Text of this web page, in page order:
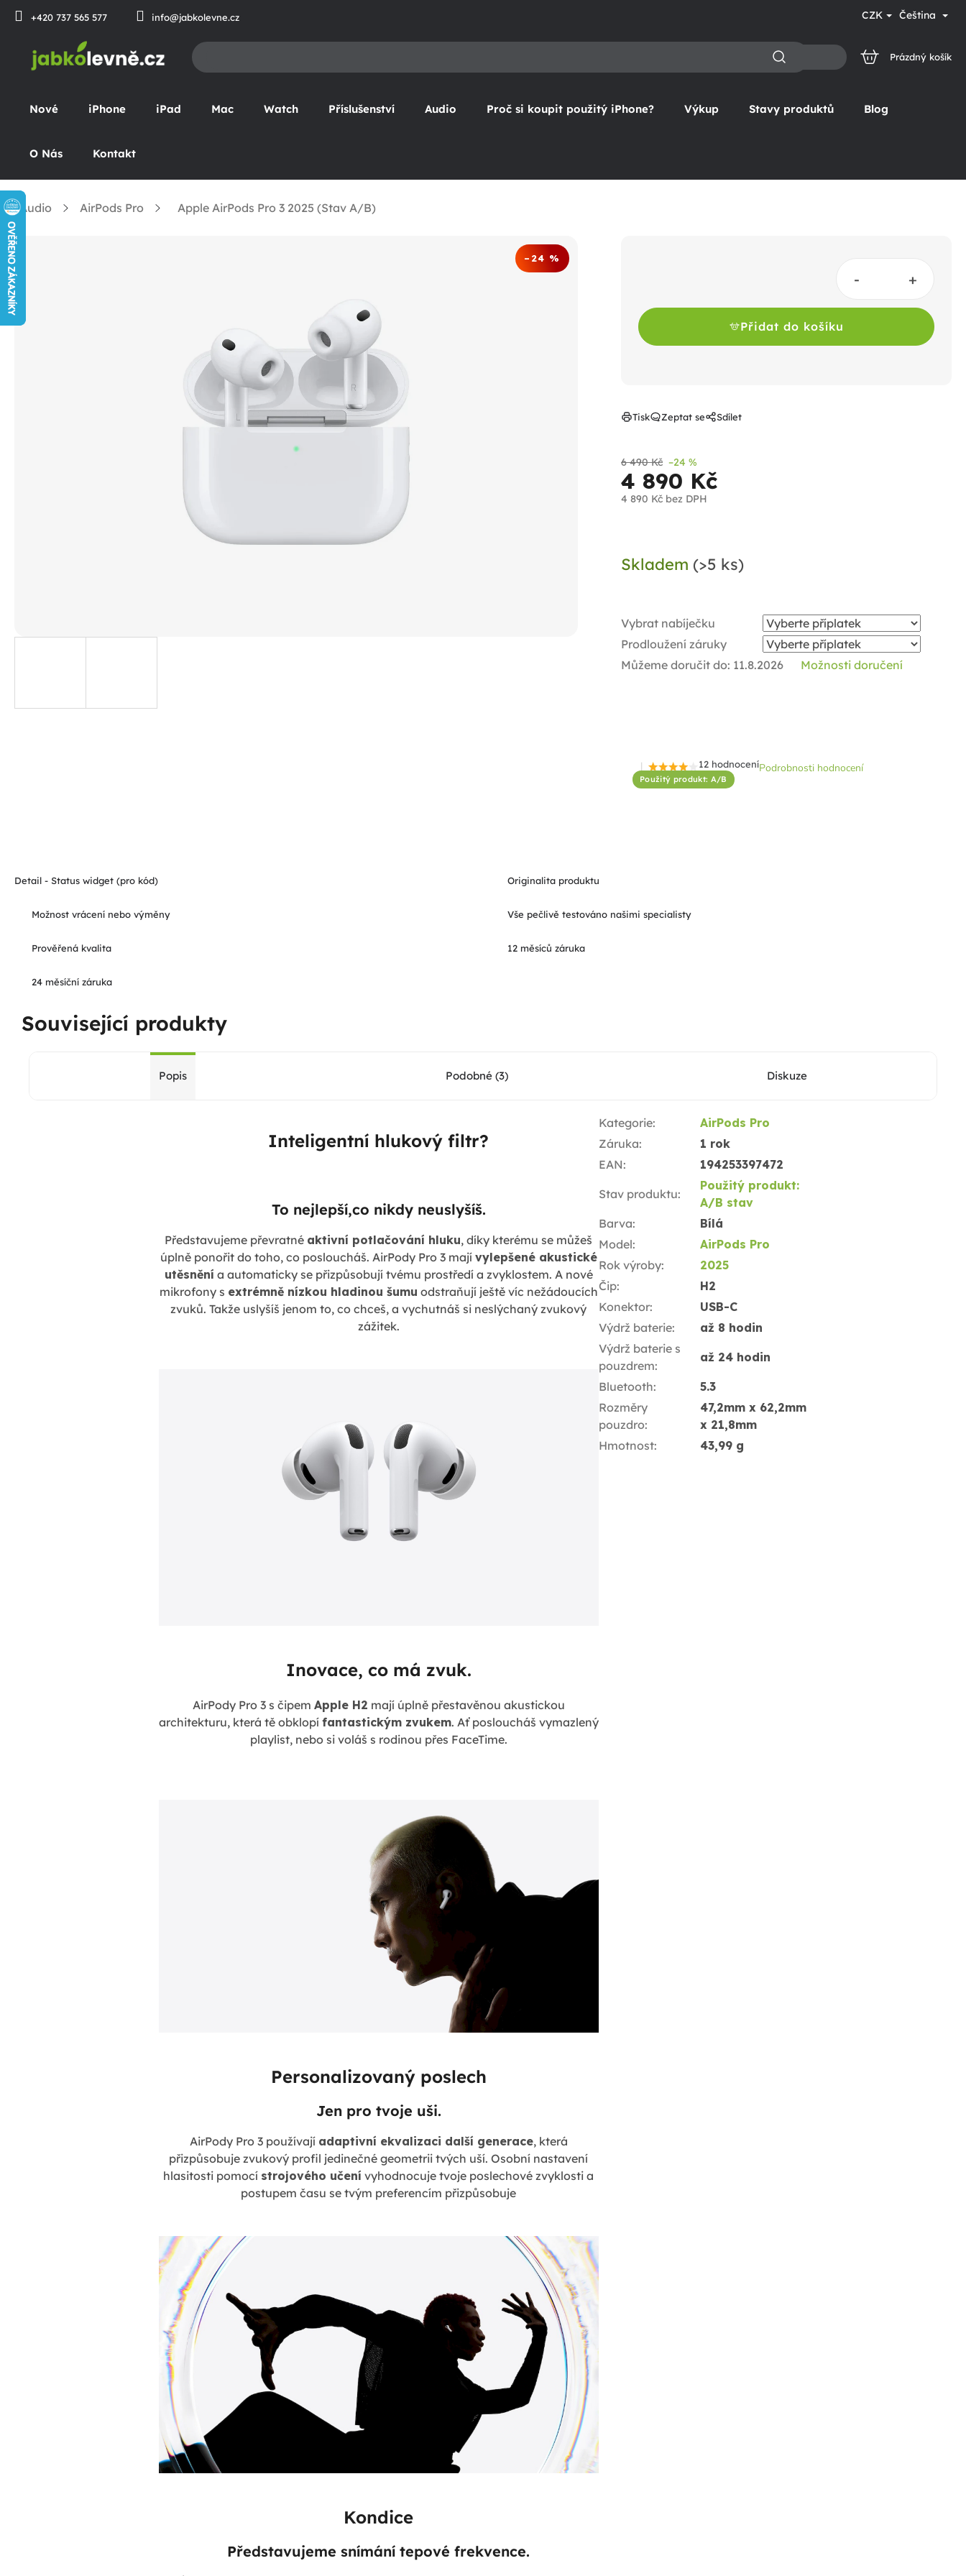
Přejít
+420 737 565 577 info@jabkolevne.cz CZK Čeština
NÁKUPNÍ
Prázdný košík
Nové iPhone iPad Mac Watch Příslušenství Audio Proč si koupit použitý iPhone? Výkup Stavy produktů Blog
O Nás Kontakt
Audio AirPods Pro Apple AirPods Pro 3 2025 (Stav A/B)
Použitý produkt: A/B
Průměrné
hodnocení
12 hodnoceníPodrobnosti hodnocení
–24 %
6 490 Kč –24 %
4 890 Kč
4 890 Kč bez DPH
Skladem (>5 ks)
Vybrat nabíječku
Prodloužení záruky
Můžeme doručit do: 11.8.2026 Možnosti doručení
Přidat do košíku
Tisk Zeptat se Sdílet
Detail - Status widget (pro kód) Originalita produktu
Možnost vrácení nebo výměny Vše pečlivě testováno našimi specialisty
Prověřená kvalita 12 měsíců záruka
24 měsíční záruka
Související produkty
Popis Podobné (3) Diskuze
Inteligentní hlukový filtr?
To nejlepší,co nikdy neuslyšíš.
Představujeme převratné aktivní potlačování hluku, díky kterému se můžeš
úplně ponořit do toho, co posloucháš. AirPody Pro 3 mají vylepšené akustické
utěsnění a automaticky se přizpůsobují tvému prostředí a zvyklostem. A nové
mikrofony s extrémně nízkou hladinou šumu odstraňují ještě víc nežádoucích
zvuků. Takže uslyšíš jenom to, co chceš, a vychutnáš si neslýchaný zvukový
zážitek.
Inovace, co má zvuk.
AirPody Pro 3 s čipem Apple H2 mají úplně přestavěnou akustickou
architekturu, která tě obklopí fantastickým zvukem. Ať posloucháš vymazlený
playlist, nebo si voláš s rodinou přes FaceTime.
Personalizovaný poslech
Jen pro tvoje uši.
AirPody Pro 3 používají adaptivní ekvalizaci další generace, která
přizpůsobuje zvukový profil jedinečné geometrii tvých uší. Osobní nastavení
hlasitosti pomocí strojového učení vyhodnocuje tvoje poslechové zvyklosti a
postupem času se tvým preferencím přizpůsobuje
Kondice
Představujeme snímání tepové frekvence.
Kategorie:
AirPods Pro
Záruka:
1 rok
EAN: 194253397472
Stav produktu:
Použitý produkt:
A/B stav
Barva:
Bílá
Model:
AirPods Pro
Rok výroby:
2025
Čip:
H2
Konektor:
USB-C
Výdrž baterie:
až 8 hodin
Výdrž baterie s
pouzdrem:
až 24 hodin
Bluetooth:
5.3
Rozměry
pouzdro:
47,2mm x 62,2mm
x 21,8mm
Hmotnost: 43,99 g